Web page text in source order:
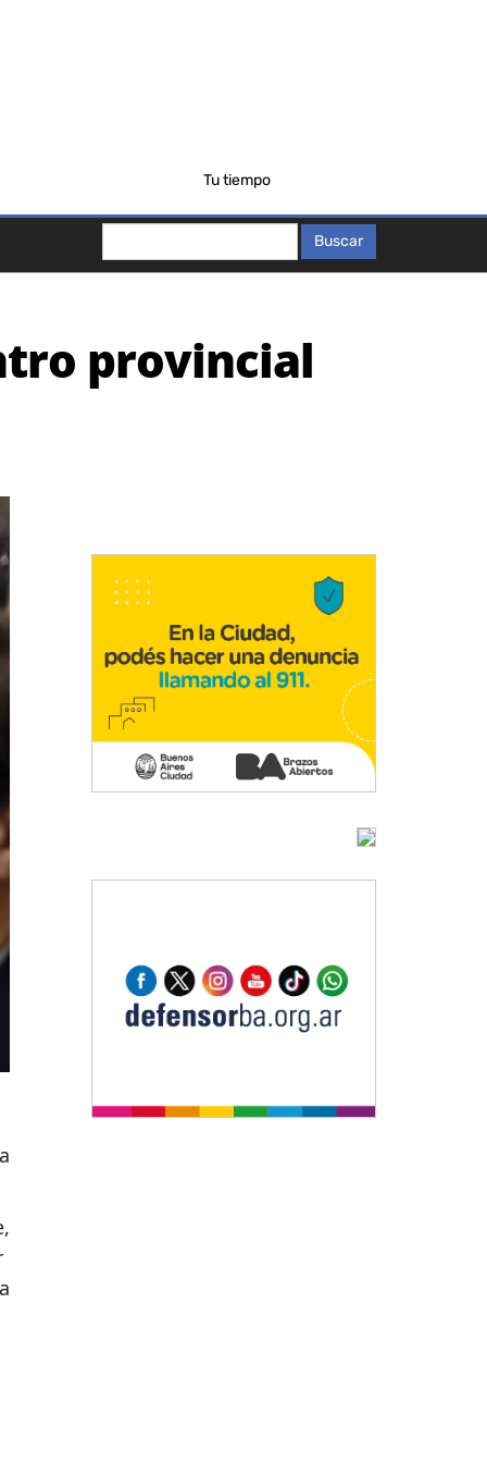
Tu tiempo
Buscar
provincial